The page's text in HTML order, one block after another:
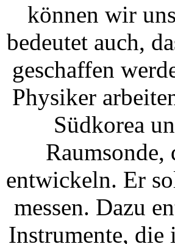
können wir
bedeutet auch,
geschaffen
Physiker
Südkorea
entwickeln. Er
messen. Dazu
Instrumente, die